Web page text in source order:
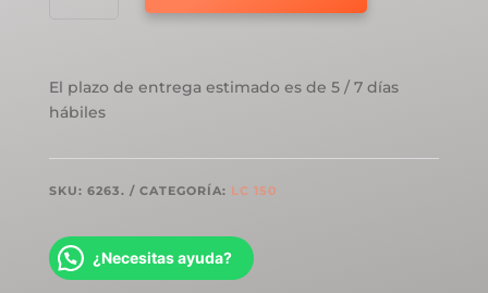
CANTIDAD
El plazo de entrega estimado es de 5 / 7 días
hábiles
SKU: 6263. CATEGORÍA: LC 150
¿Necesitas ayuda?